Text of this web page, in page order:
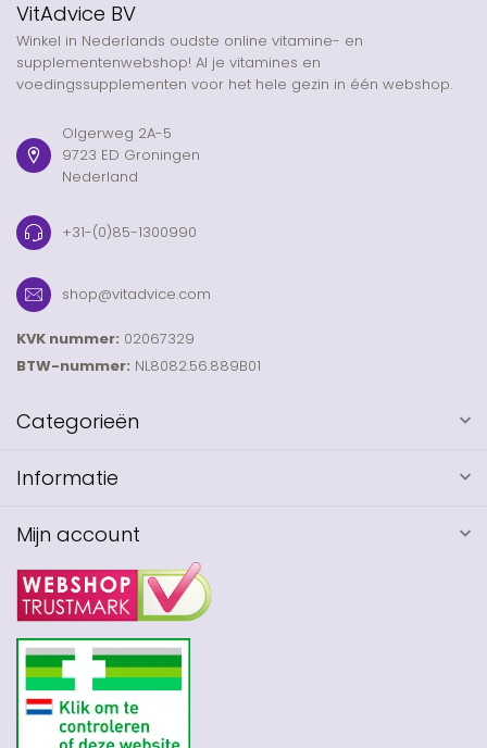
VitAdvice BV
Winkel in Nederlands oudste online vitamine- en
supplementenwebshop! Al je vitamines en
voedingssupplementen voor het hele gezin in één webshop.
Olgerweg 2A-5
9723 ED Groningen
Nederland
+31-(0)85-1300990
shop@vitadvice.com
KVK nummer: 02067329
BTW-nummer: NL8082.56.889B01
Categorieën
Informatie
Mijn account